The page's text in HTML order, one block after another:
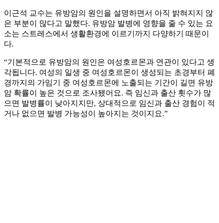
이근석 교수는 유방암의 원인을 설명하면서 아직 밝혀지지 않
은 부분이 많다고 말했다. 유방암 발병에 영향을 줄 수 있는 요
소는 스트레스에서 생활환경에 이르기까지 다양하기 때문이
다.
“기본적으로 유방암의 원인은 여성호르몬과 연관이 있다고 생
각됩니다. 여성의 일생 중 여성호르몬이 생성되는 초경부터 폐
경까지의 가임기 중 여성호르몬에 노출되는 기간이 길면 유방
암 확률이 높은 것으로 조사됐어요. 즉 임신과 출산 횟수가 많
으면 발병률이 낮아지지만, 상대적으로 임신과 출산 경험이 적
거나 없으면 발병 가능성이 높아지는 것이지요.”